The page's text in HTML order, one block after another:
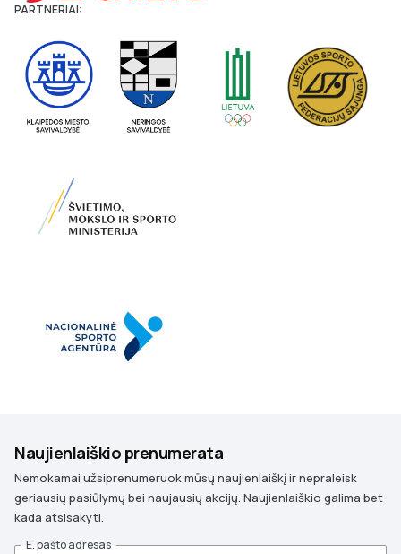
PARTNERIAI:
Naujienlaiškio prenumerata
Nemokamai užsiprenumeruok mūsų naujienlaiškį ir nepraleisk
geriausių pasiūlymų bei naujausių akcijų. Naujienlaiškio galima bet
kada atsisakyti.
E. pašto adresas